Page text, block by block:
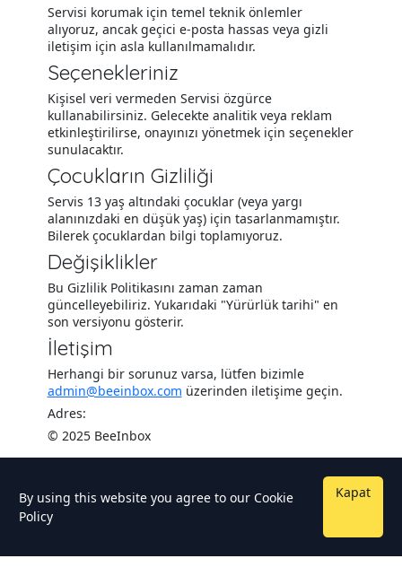
Servisi korumak için temel teknik önlemler
alıyoruz, ancak geçici e-posta hassas veya gizli
iletişim için asla kullanılmamalıdır.
Seçenekleriniz
Kişisel veri vermeden Servisi özgürce
kullanabilirsiniz. Gelecekte analitik veya reklam
etkinleştirilirse, onayınızı yönetmek için seçenekler
sunulacaktır.
Çocukların Gizliliği
Servis 13 yaş altındaki çocuklar (veya yargı
alanınızdaki en düşük yaş) için tasarlanmamıştır.
Bilerek çocuklardan bilgi toplamıyoruz.
Değişiklikler
Bu Gizlilik Politikasını zaman zaman
güncelleyebiliriz. Yukarıdaki "Yürürlük tarihi" en
son versiyonu gösterir.
İletişim
Herhangi bir sorunuz varsa, lütfen bizimle
admin@beeinbox.com üzerinden iletişime geçin.
Adres:
© 2025 BeeInbox
By using this website you agree to our Cookie
Policy
Kapat